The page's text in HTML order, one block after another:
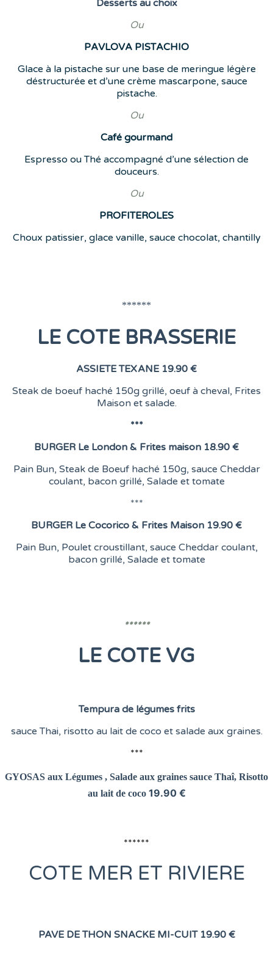
Desserts au choix
Ou
PAVLOVA PISTACHIO
Glace à la pistache sur une base de meringue légère
déstructurée et d’une crème mascarpone, sauce
pistache.
Ou
Café gourmand
Espresso ou Thé accompagné d’une sélection de
douceurs.
Ou
PROFITEROLES
Choux patissier, glace vanille, sauce chocolat, chantilly
******
LE COTE BRASSERIE
ASSIETE TEXANE 19.90 €
Steak de boeuf haché 150g grillé, oeuf à cheval, Frites
Maison et salade.
***
BURGER Le London & Frites maison 18.90 €
Pain Bun, Steak de Boeuf haché 150g, sauce Cheddar
coulant, bacon grillé, Salade et tomate
***
BURGER Le Cocorico & Frites Maison 19.90 €
Pain Bun, Poulet croustillant, sauce Cheddar coulant,
bacon grillé, Salade et tomate
******
LE COTE VG
Tempura de légumes frits
sauce Thai, risotto au lait de coco et salade aux graines.
***
GYOSAS aux Légumes , Salade aux graines sauce Thaî, Risotto
au lait de coco 19.90 €
******
COTE MER ET RIVIERE
PAVE DE THON SNACKE MI-CUIT 19.90 €